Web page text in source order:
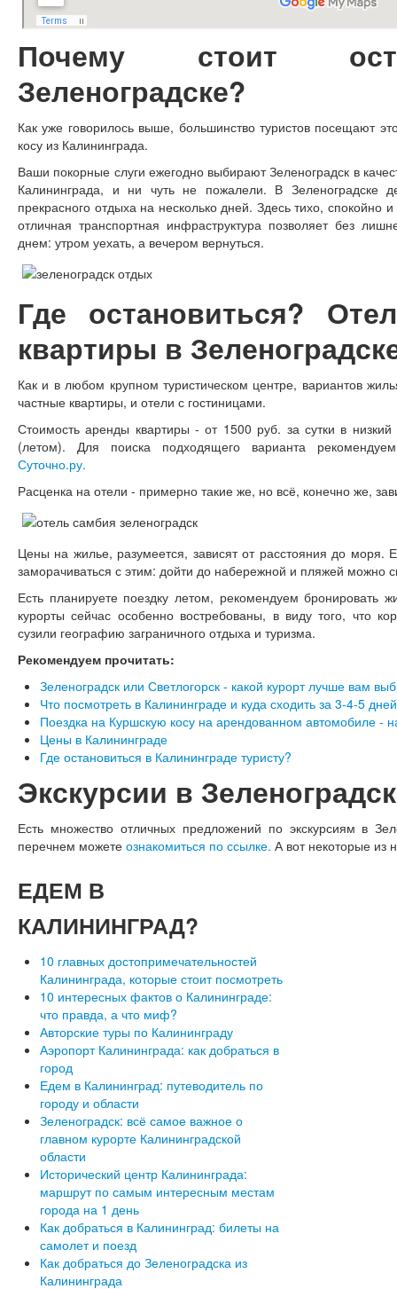
Почему стоит
Зеленоградске?
Как уже говорилось выше, большинство туристов посещают
косу из Калининграда.
Ваши покорные слуги ежегодно выбирают Зеленоградск в
Калининграда, и ни чуть не пожалели. В Зеленоградске
прекрасного отдыха на несколько дней. Здесь тихо, спокойно
отличная транспортная инфраструктура позволяет без
днем: утром уехать, а вечером вернуться.
Где остановиться?
квартиры в
Как и в любом крупном туристическом центре, вариантов
частные квартиры, и отели с гостиницами.
Стоимость аренды квартиры - от 1500 руб. за сутки в
(летом). Для поиска подходящего варианта
Суточно.ру.
Расценка на отели - примерно такие же, но всё, конечно же,
Цены на жилье, разумеется, зависят от расстояния до моря.
заморачиваться с этим: дойти до набережной и пляжей можно
Есть планируете поездку летом, рекомендуем бронировать
курорты сейчас особенно востребованы, в виду того, что
сузили географию заграничного отдыха и туризма.
Рекомендуем прочитать:
Зеленоградск или Светлогорск - какой курорт лучше вам
Что посмотреть в Калининграде и куда сходить за 3-4-5
Поездка на Куршскую косу на арендованном автомобиле -
Цены в Калининграде
Где остановиться в Калининграде туристу?
Экскурсии в
Есть множество отличных предложений по экскурсиям в
перечнем можете ознакомиться по ссылке. А вот некоторые из
ЕДЕМ В
КАЛИНИНГРАД?
10 главных достопримечательностей
Калининграда, которые стоит посмотреть
10 интересных фактов о Калининграде:
что правда, а что миф?
Авторские туры по Калининграду
Аэропорт Калининграда: как добраться в
город
Едем в Калининград: путеводитель по
городу и области
Зеленоградск: всё самое важное о
главном курорте Калининградской
области
Исторический центр Калининграда:
маршрут по самым интересным местам
города на 1 день
Как добраться в Калининград: билеты на
самолет и поезд
Как добраться до Зеленоградска из
Калининграда